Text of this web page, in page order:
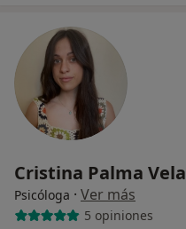
Cristina Palma Vela
Psicóloga · Ver más
5 opiniones